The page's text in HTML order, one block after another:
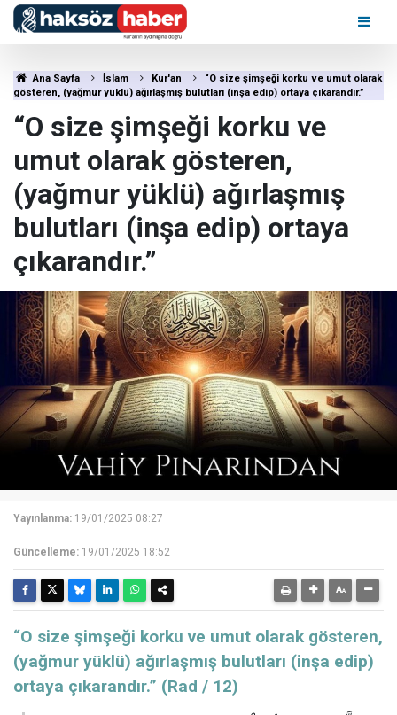
Ana Sayfa İslam Kur'an
“O size şimşeği korku ve umut olarak
gösteren, (yağmur yüklü) ağırlaşmış bulutları (inşa edip) ortaya çıkarandır.”
“O size şimşeği korku ve
umut olarak gösteren,
(yağmur yüklü) ağırlaşmış
bulutları (inşa edip) ortaya
çıkarandır.”
Yayınlanma: 19/01/2025 08:27
Güncelleme: 19/01/2025 18:52
“O size şimşeği korku ve umut olarak gösteren,
(yağmur yüklü) ağırlaşmış bulutları (inşa edip)
ortaya çıkarandır.” (Rad / 12)